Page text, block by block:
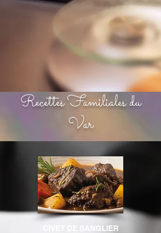
Recettes Familiales du
Var
CIVET DE SANGLIER